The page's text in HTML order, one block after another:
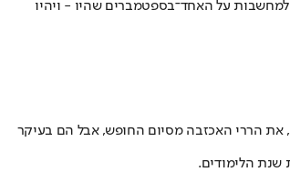
על האחד־בספטמברים שהיו - ויהיו
הררי האכזבה מסיום החופש, אבל הם בעיקר
שנת הלימודים.